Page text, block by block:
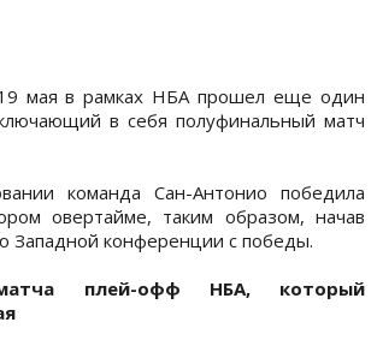
мая в рамках НБА прошел еще один
в себя полуфинальный матч
команда Сан-Антонио победила
овертайме, таким образом, начав
Западной конференции с победы.
плей-офф НБА, который